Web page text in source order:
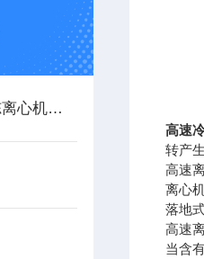
高速离心机与高速冷冻离心机的区别
高速
转产
高速
离心
落地
高速
当含